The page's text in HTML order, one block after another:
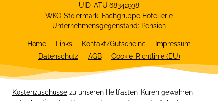
UID: ATU 68342938
WKO Steiermark, Fachgruppe Hotellerie
Unternehmensgegenstand: Pension
Home Links Kontakt/Gutscheine
Impressum
Datenschutz
AGB Cookie-Richtlinie (EU)
Kostenzuschüsse zu unseren Heilfasten-Kuren gewähren